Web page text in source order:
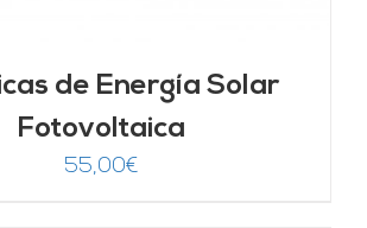
de Energía Solar
Fotovoltaica
55,00€